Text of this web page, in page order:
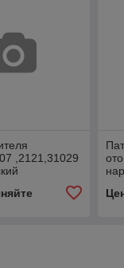
,2121,31029